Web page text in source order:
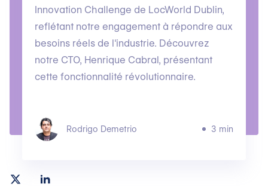
Innovation Challenge de LocWorld Dublin,
reflétant notre engagement à répondre aux
besoins réels de l'industrie. Découvrez
notre CTO, Henrique Cabral, présentant
cette fonctionnalité révolutionnaire.
Rodrigo Demetrio 3 min